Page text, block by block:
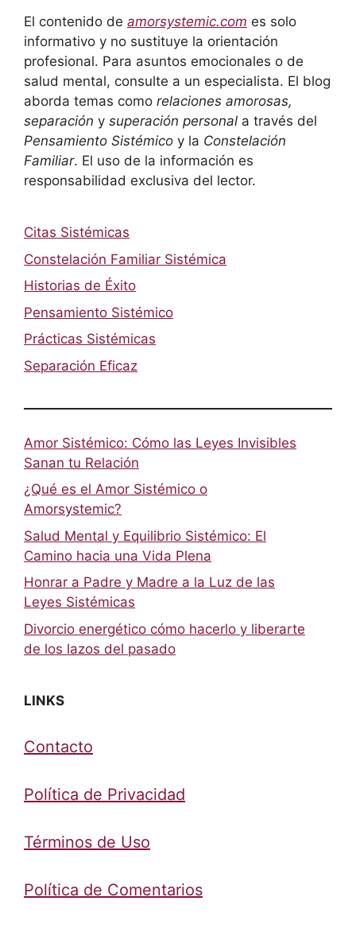
El contenido de amorsystemic.com es solo
informativo y no sustituye la orientación
profesional. Para asuntos emocionales o de
salud mental, consulte a un especialista. El blog
aborda temas como relaciones amorosas,
separación y superación personal a través del
Pensamiento Sistémico y la Constelación
Familiar. El uso de la información es
responsabilidad exclusiva del lector.
Citas Sistémicas
Constelación Familiar Sistémica
Historias de Éxito
Pensamiento Sistémico
Prácticas Sistémicas
Separación Eficaz
Amor Sistémico: Cómo las Leyes Invisibles
Sanan tu Relación
¿Qué es el Amor Sistémico o
Amorsystemic?
Salud Mental y Equilibrio Sistémico: El
Camino hacia una Vida Plena
Honrar a Padre y Madre a la Luz de las
Leyes Sistémicas
Divorcio energético cómo hacerlo y liberarte
de los lazos del pasado
LINKS
Contacto
Política de Privacidad
Términos de Uso
Política de Comentarios